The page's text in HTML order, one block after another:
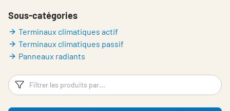
Login
Choose languge
Belgium - French
Sous-catégories
Terminaux climatiques actif
Terminaux climatiques passif
Panneaux radiants
Filtres